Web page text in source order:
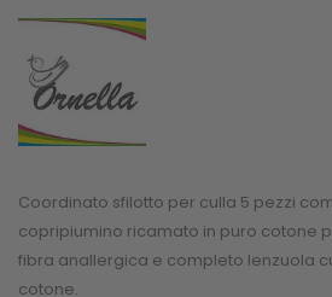
Coordinato sfilotto per culla 5 pezzi
copripiumino ricamato in puro cotone
fibra anallergica e completo lenzuola
cotone.